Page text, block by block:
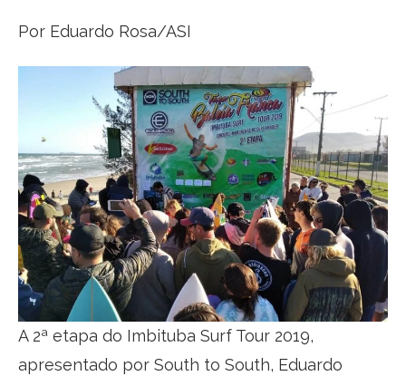
Por Eduardo Rosa/ASI
A 2ª etapa do Imbituba Surf Tour 2019,
apresentado por South to South, Eduardo